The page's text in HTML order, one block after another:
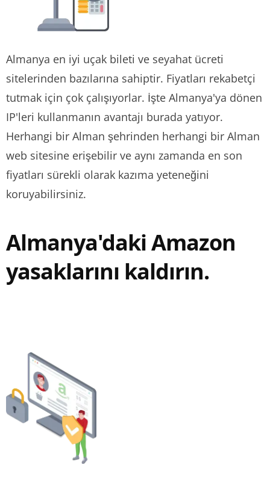
Almanya en iyi uçak bileti ve seyahat ücreti
sitelerinden bazılarına sahiptir. Fiyatları rekabetçi
tutmak için çok çalışıyorlar. İşte Almanya'ya dönen
IP'leri kullanmanın avantajı burada yatıyor.
Herhangi bir Alman şehrinden herhangi bir Alman
web sitesine erişebilir ve aynı zamanda en son
fiyatları sürekli olarak kazıma yeteneğini
koruyabilirsiniz.
Almanya'daki Amazon
yasaklarını kaldırın.